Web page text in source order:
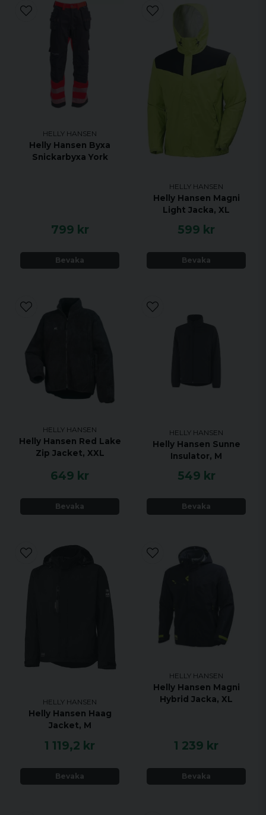
HELLY HANSEN
Helly Hansen Byxa
Snickarbyxa York
799 kr
Bevaka
HELLY HANSEN
Helly Hansen Magni
Light Jacka, XL
599 kr
Bevaka
HELLY HANSEN
Helly Hansen Red Lake
Zip Jacket, XXL
649 kr
Bevaka
HELLY HANSEN
Helly Hansen Sunne
Insulator, M
549 kr
Bevaka
HELLY HANSEN
Helly Hansen Haag
Jacket, M
1 119,2 kr
Bevaka
HELLY HANSEN
Helly Hansen Magni
Hybrid Jacka, XL
1 239 kr
Bevaka